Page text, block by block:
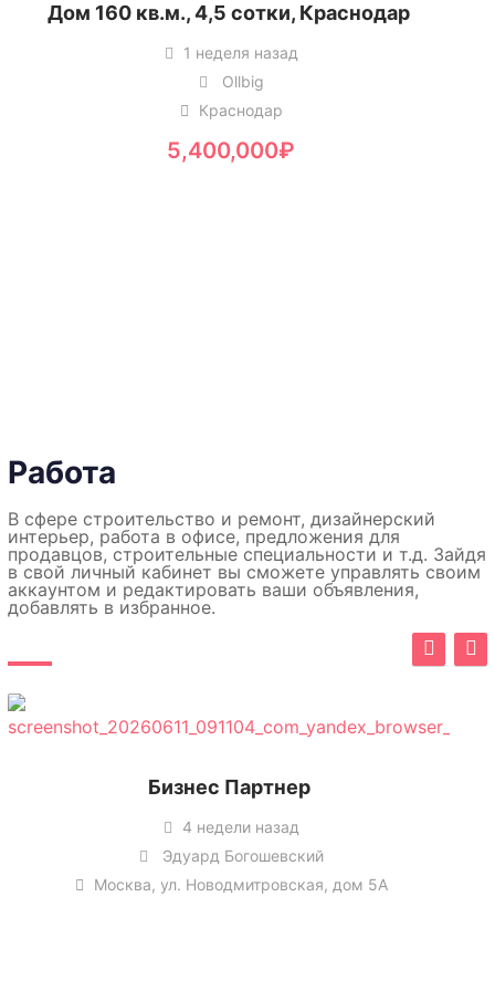
Дом 160 кв.м., 4,5 сотки, Краснодар
1 неделя назад
Ollbig
Краснодар
5,400,000₽
Работа
В сфере строительство и ремонт, дизайнерский
интерьер, работа в офисе, предложения для
продавцов, строительные специальности и т.д. Зайдя
в свой личный кабинет вы сможете управлять своим
аккаунтом и редактировать ваши объявления,
добавлять в избранное.
Бизнес Партнер
4 недели назад
Эдуард Богошевский
Москва, ул. Новодмитровская, дом 5А